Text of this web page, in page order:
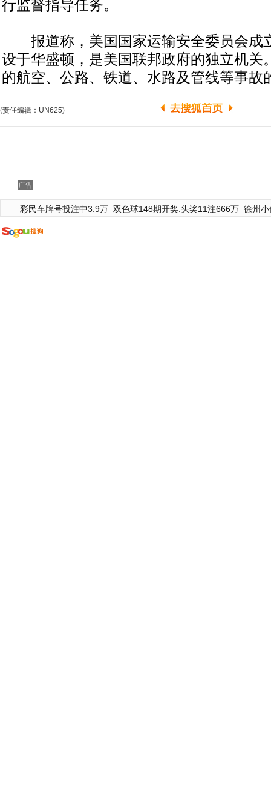
行监督指导任务。
报道称，美国国家运输安全委员会成
设于华盛顿，是美国联邦政府的独立机关
的航空、公路、铁道、水路及管线等事故
(责任编辑：UN625)
广告
彩民车牌号投注中3.9万 双色球148期开奖:头奖11注666万 徐州